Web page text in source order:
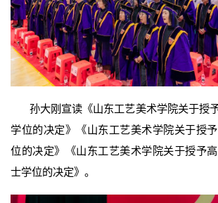
孙大刚宣读《山东工艺美术学院关于授
学位的决定》《山东工艺美术学院关于授
位的决定》《山东工艺美术学院关于授予
士学位的决定》。